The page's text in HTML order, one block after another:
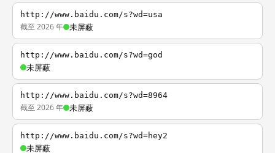
http://www.baidu.com/s?wd=usa
截至 2026 年 未屏蔽
http://www.baidu.com/s?wd=god
未屏蔽
http://www.baidu.com/s?wd=8964
截至 2026 年 未屏蔽
http://www.baidu.com/s?wd=hey2
未屏蔽